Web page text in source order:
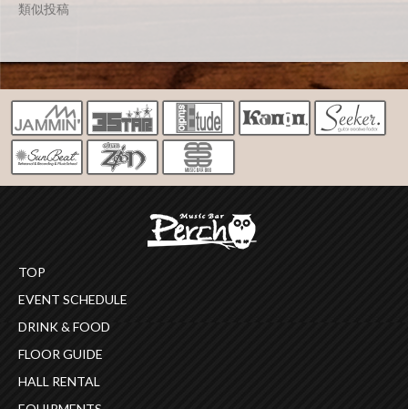
類似投稿
TOP
EVENT SCHEDULE
DRINK & FOOD
FLOOR GUIDE
HALL RENTAL